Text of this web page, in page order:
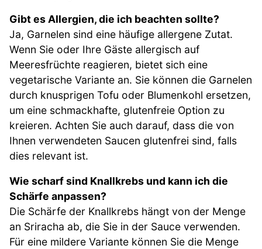
Gibt es Allergien, die ich beachten sollte?
Ja, Garnelen sind eine häufige allergene Zutat.
Wenn Sie oder Ihre Gäste allergisch auf
Meeresfrüchte reagieren, bietet sich eine
vegetarische Variante an. Sie können die Garnelen
durch knusprigen Tofu oder Blumenkohl ersetzen,
um eine schmackhafte, glutenfreie Option zu
kreieren. Achten Sie auch darauf, dass die von
Ihnen verwendeten Saucen glutenfrei sind, falls
dies relevant ist.
Wie scharf sind Knallkrebs und kann ich die
Schärfe anpassen?
Die Schärfe der Knallkrebs hängt von der Menge
an Sriracha ab, die Sie in der Sauce verwenden.
Für eine mildere Variante können Sie die Menge